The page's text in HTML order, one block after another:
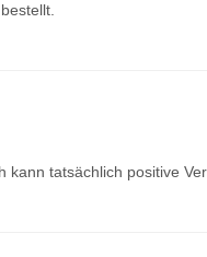
tatsächlich positive